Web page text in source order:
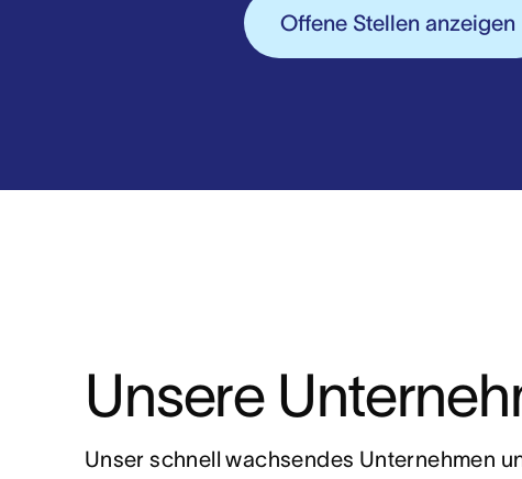
Offene Stellen anzeigen
Unsere
Unser schnell wachsendes Unternehmen